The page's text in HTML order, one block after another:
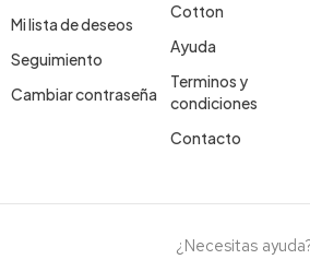
Mi lista de deseos
Seguimiento
Cambiar contraseña
Cotton
Ayuda
Terminos y
condiciones
Contacto
¿Necesitas